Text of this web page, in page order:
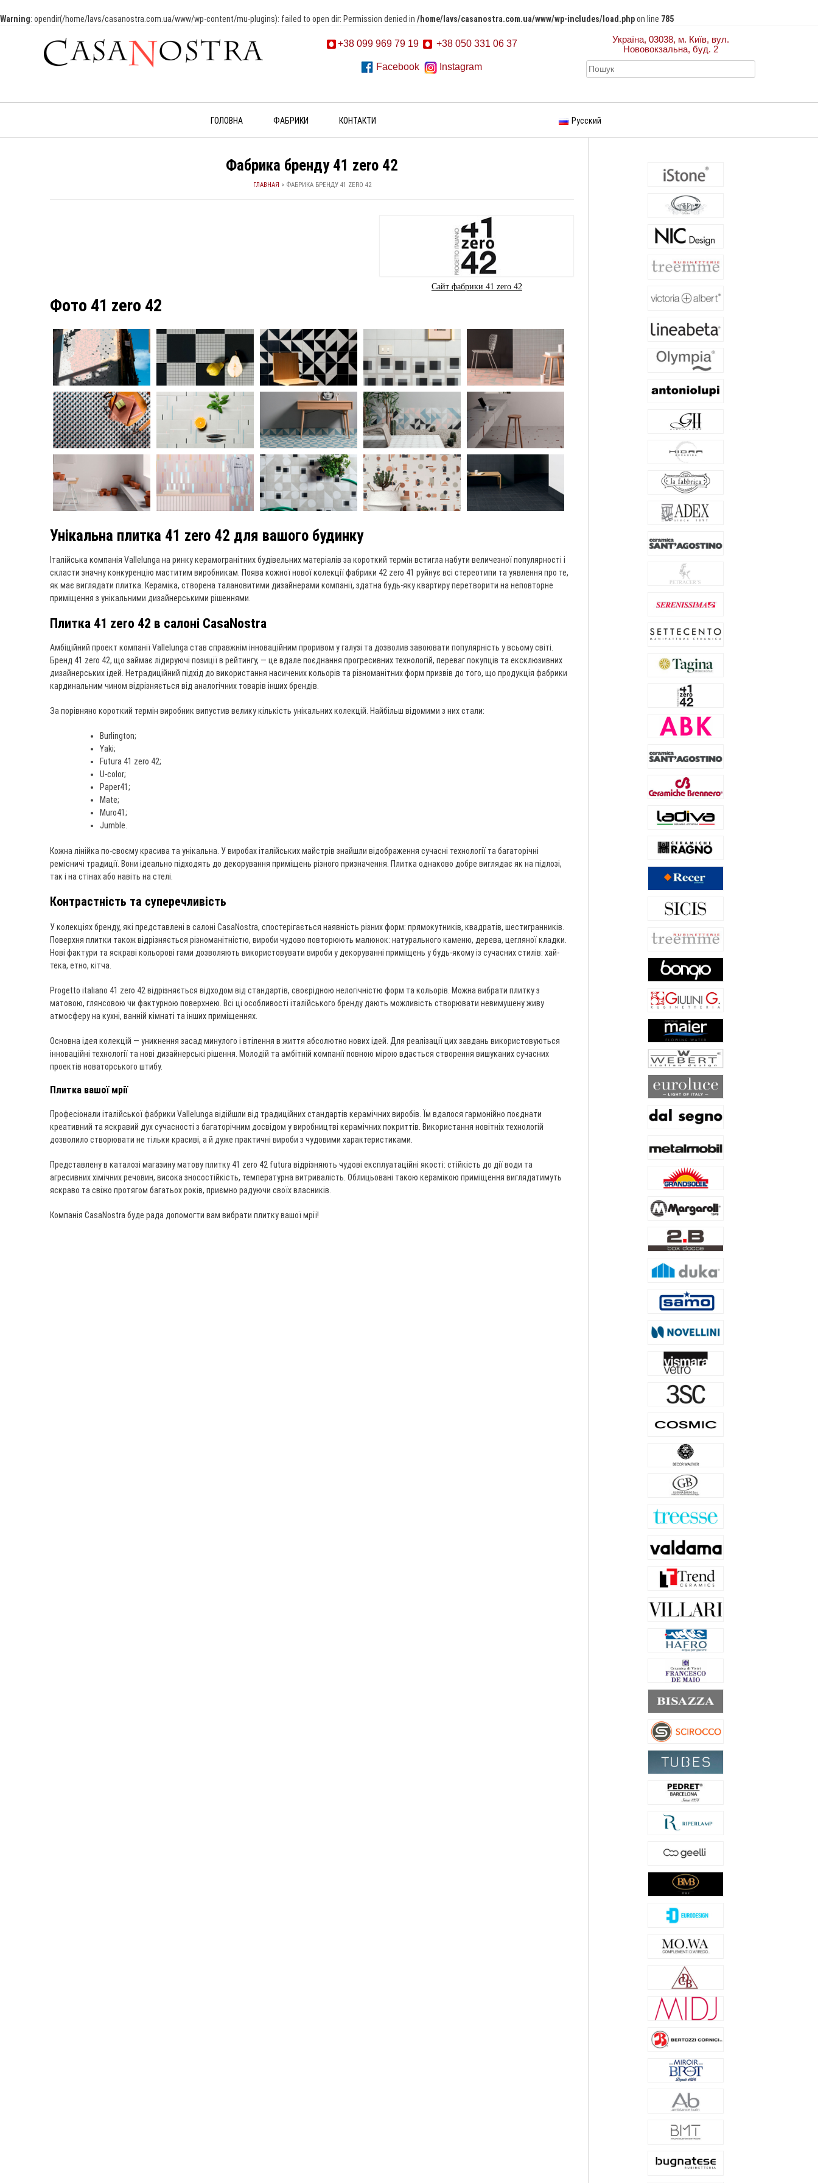
Warning: opendir(/home/lavs/casanostra.com.ua/www/wp-content/mu-plugins): failed to open dir: Permission denied in /home/lavs/casanostra.com.ua/www/wp-includes/load.phpon line 785
+38 099 969 79 19 +38 050 331 06 37
Facebook Instagram
Україна, 03038, м. Київ, вул.
Нововокзальна, буд. 2
ГОЛОВНА ФАБРИКИ КОНТАКТИ Русский
Фабрика бренду 41 zero 42
ГЛАВНАЯ > ФАБРИКА БРЕНДУ 41 ZERO 42
Сайт фабрики 41 zero 42
Фото 41 zero 42
Унікальна плитка 41 zero 42 для вашого будинку
Італійська компанія Vallelunga на ринку керамогранітних будівельних матеріалів за короткий термін встигла набути величезної популярності і
скласти значну конкуренцію маститим виробникам. Поява кожної нової колекції фабрики 42 zero 41 руйнує всі стереотипи та уявлення про те,
як має виглядати плитка. Кераміка, створена талановитими дизайнерами компанії, здатна будь-яку квартиру перетворити на неповторне
приміщення з унікальними дизайнерськими рішеннями.
Плитка 41 zero 42 в салоні CasaNostra
Амбіційний проект компанії Vallelunga став справжнім інноваційним проривом у галузі та дозволив завоювати популярність у всьому світі.
Бренд 41 zero 42, що займає лідируючі позиції в рейтингу, — це вдале поєднання прогресивних технологій, переваг покупців та ексклюзивних
дизайнерських ідей. Нетрадиційний підхід до використання насичених кольорів та різноманітних форм призвів до того, що продукція фабрики
кардинальним чином відрізняється від аналогічних товарів інших брендів.
За порівняно короткий термін виробник випустив велику кількість унікальних колекцій. Найбільш відомими з них стали:
Burlington;
Yaki;
Futura 41 zero 42;
U-color;
Paper41;
Mate;
Muro41;
Jumble.
Кожна лінійка по-своєму красива та унікальна. У виробах італійських майстрів знайшли відображення сучасні технології та багаторічні
ремісничі традиції. Вони ідеально підходять до декорування приміщень різного призначення. Плитка однаково добре виглядає як на підлозі,
так і на стінах або навіть на стелі.
Контрастність та суперечливість
У колекціях бренду, які представлені в салоні CasaNostra, спостерігається наявність різних форм: прямокутників, квадратів, шестигранників.
Поверхня плитки також відрізняється різноманітністю, вироби чудово повторюють малюнок: натурального каменю, дерева, цегляної кладки.
Нові фактури та яскраві кольорові гами дозволяють використовувати вироби у декоруванні приміщень у будь-якому із сучасних стилів: хай-
тека, етно, кітча.
Progetto italiano 41 zero 42 відрізняється відходом від стандартів, своєрідною нелогічністю форм та кольорів. Можна вибрати плитку з
матовою, глянсовою чи фактурною поверхнею. Всі ці особливості італійського бренду дають можливість створювати невимушену живу
атмосферу на кухні, ванній кімнаті та інших приміщеннях.
Основна ідея колекцій — уникнення засад минулого і втілення в життя абсолютно нових ідей. Для реалізації цих завдань використовуються
інноваційні технології та нові дизайнерські рішення. Молодій та амбітній компанії повною мірою вдається створення вишуканих сучасних
проектів новаторського штибу.
Плитка вашої мрії
Професіонали італійської фабрики Vallelunga відійшли від традиційних стандартів керамічних виробів. Їм вдалося гармонійно поєднати
креативний та яскравий дух сучасності з багаторічним досвідом у виробництві керамічних покриттів. Використання новітніх технологій
дозволило створювати не тільки красиві, а й дуже практичні вироби з чудовими характеристиками.
Представлену в каталозі магазину матову плитку 41 zero 42 futura відрізняють чудові експлуатаційні якості: стійкість до дії води та
агресивних хімічних речовин, висока зносостійкість, температурна витривалість. Облицьовані такою керамікою приміщення виглядатимуть
яскраво та свіжо протягом багатьох років, приємно радуючи своїх власників.
Компанія CasaNostra буде рада допомогти вам вибрати плитку вашої мрії!